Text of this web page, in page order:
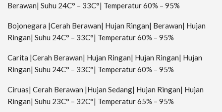
Berawan| Suhu 24C° – 33C°| Temperatur 60% – 95%
Bojonegara |Cerah Berawan| Hujan Ringan| Berawan| Hujan
Ringan| Suhu 24C° – 33C°| Temperatur 60% – 95%
Carita |Cerah Berawan| Hujan Ringan| Hujan Ringan| Hujan
Ringan| Suhu 24C° – 33C°| Temperatur 60% – 95%
Ciruas| Cerah Berawan |Hujan Sedang| Hujan Ringan| Hujan
Ringan| Suhu 23C° – 32C°| Temperatur 65% – 95%